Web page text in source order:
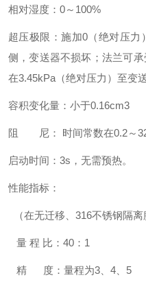
相对湿度：0～100%
超压极限：施加0（绝对压力
侧，变送器不损坏；法兰可
在3.45kPa（绝对压力）至变
容积变化量：小于0.16cm3
阻 尼： 时间常数在0.2～
启动时间：3s，无需预热。
性能指标：
（在无迁移、316不锈钢隔离
量 程 比：40：1
精 度：量程为3、4、5